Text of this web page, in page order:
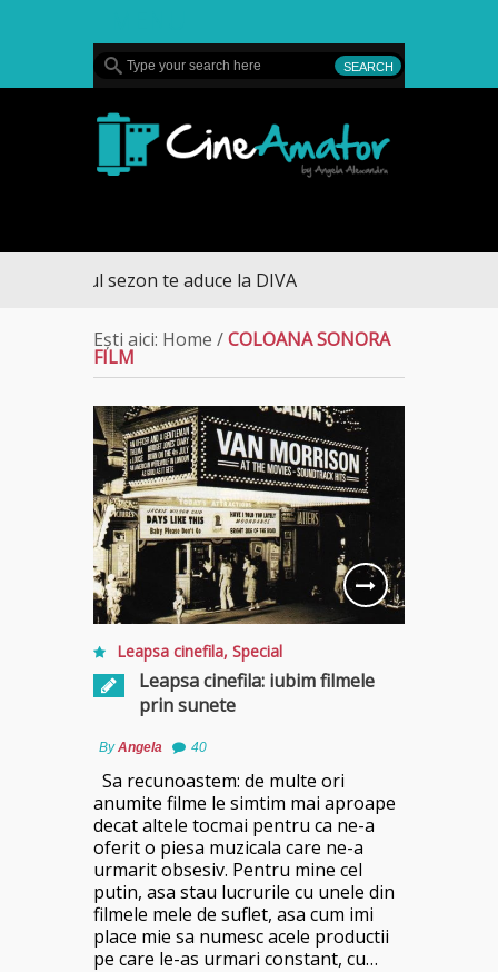
– ultimul sezon te aduce la DIVA
Ești aici: Home /COLOANA SONORA
FILM
Leapsa cinefila, Special
Leapsa cinefila: iubim filmele
prin sunete
ByAngela 40
Sa recunoastem: de multe ori
anumite filme le simtim mai aproape
decat altele tocmai pentru ca ne-a
oferit o piesa muzicala care ne-a
urmarit obsesiv. Pentru mine cel
putin, asa stau lucrurile cu unele din
filmele mele de suflet, asa cum imi
place mie sa numesc acele productii
pe care le-as urmari constant, cu…